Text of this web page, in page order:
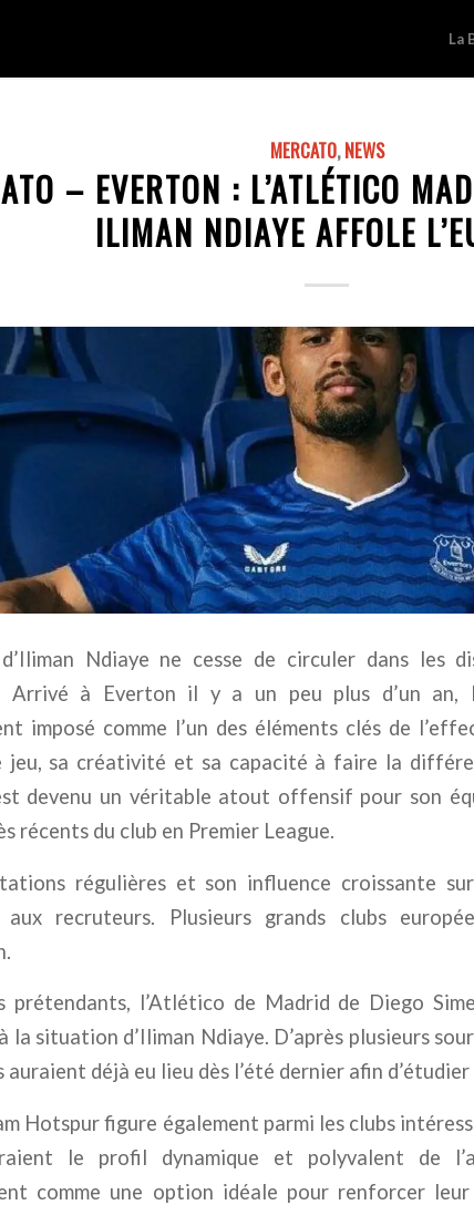
La
MERCATO,NEWS
– EVERTON : L’ATLÉTICO
ILIMAN NDIAYE AFFOLE
Ndiaye ne cesse de circuler dans les
Arrivé à Everton il y a un peu plus d’un an,
imposé comme l’un des éléments clés de
jeu, sa créativité et sa capacité à faire la
devenu un véritable atout offensif pour son
récents du club en Premier League.
régulières et son influence croissante
aux recruteurs. Plusieurs grands clubs
prétendants, l’Atlético de Madrid de Diego
situation d’Iliman Ndiaye. D’après plusieurs
auraient déjà eu lieu dès l’été dernier afin
Hotspur figure également parmi les clubs
le profil dynamique et polyvalent de
comme une option idéale pour renforcer